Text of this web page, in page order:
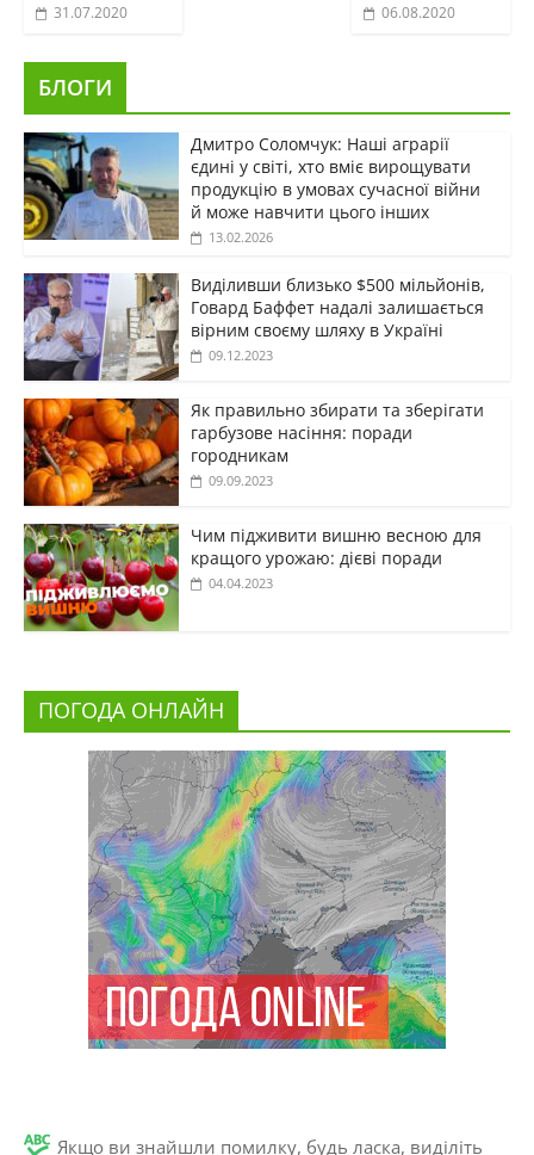
31.07.2020 06.08.2020
БЛОГИ
Дмитро Соломчук: Наші аграрії
єдині у світі, хто вміє вирощувати
продукцію в умовах сучасної війни
й може навчити цього інших
13.02.2026
Виділивши близько $500 мільйонів,
Говард Баффет надалі залишається
вірним своєму шляху в Україні
09.12.2023
Як правильно збирати та зберігати
гарбузове насіння: поради
городникам
09.09.2023
Чим підживити вишню весною для
кращого урожаю: дієві поради
04.04.2023
ПОГОДА ОНЛАЙН
Якщо ви знайшли помилку, будь ласка, виділіть